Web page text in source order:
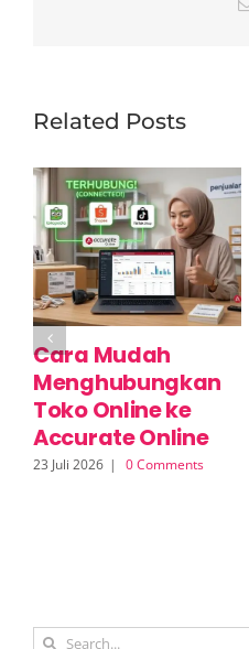
Related Posts
Cara Mudah
Menghubungkan
Toko Online ke
Accurate Online
23 Juli 2026 | 0 Comments
Search